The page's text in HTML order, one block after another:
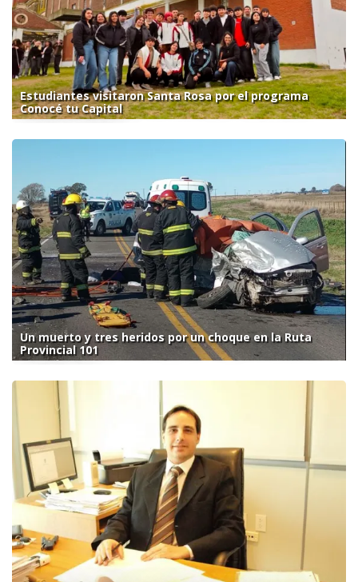
Estudiantes visitaron Santa Rosa por el programa
Conocé tu Capital
Un muerto y tres heridos por un choque en la Ruta
Provincial 101